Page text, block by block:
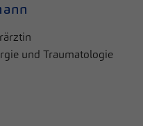
und Traumatologie